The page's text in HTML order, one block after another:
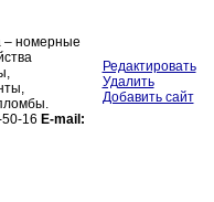
– номерные
16 E-mail:
Редактировать
Удалить
Добавить сайт